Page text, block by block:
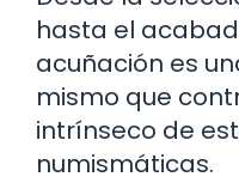
hasta el
acuñación es
mismo que
intrínseco de
numismáticas.